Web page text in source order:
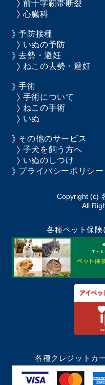
前十字靭帯断裂
心臓科
予防接種
いぬの予防
去勢・避妊
ねこの去勢・避妊
手術
手術について
ねこの手術
いぬ
その他のサービス
子犬を飼う方へ
いぬのしつけ
プライバシーポリシー
Copyright (c)
All
各種ペット保険
各種クレジットカ